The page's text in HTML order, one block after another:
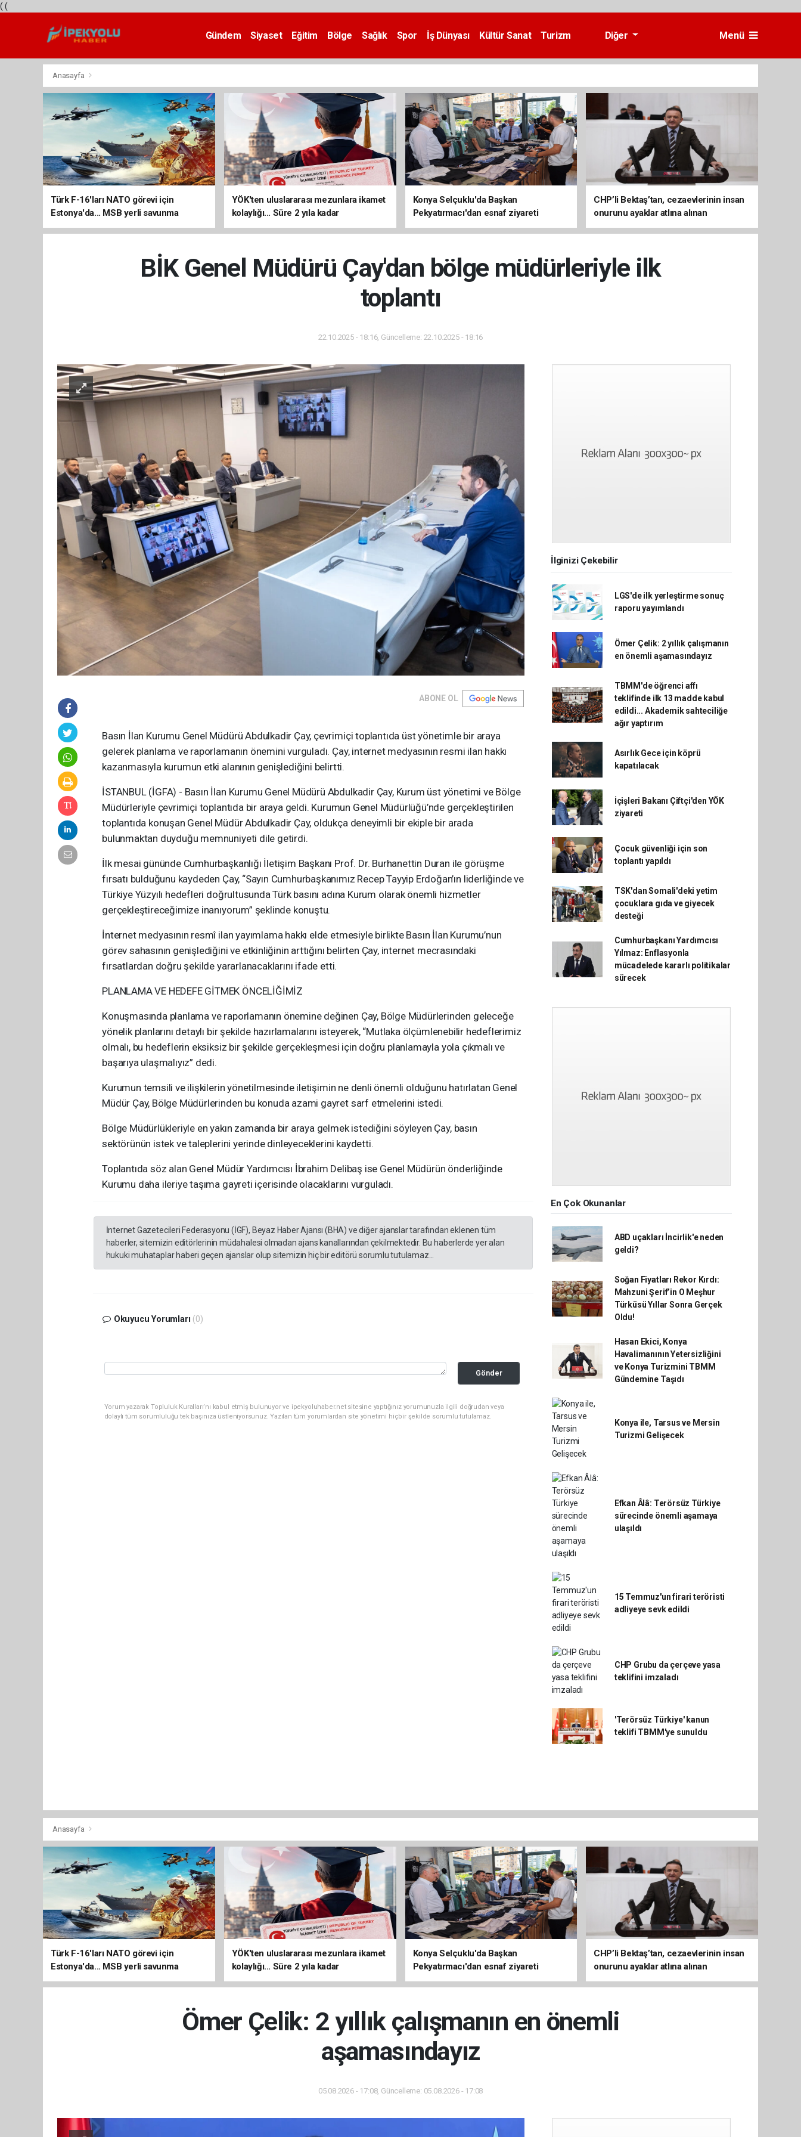
( (
Gündem Siyaset Eğitim Bölge Sağlık Spor İş Dünyası Kültür Sanat
Turizm
Diğer Menü
Anasayfa
Türk F-16'ları NATO görevi için
Estonya'da... MSB yerli savunma
sistemleriyle güçleniyor
YÖK'ten uluslararası mezunlara ikamet
kolaylığı... Süre 2 yıla kadar
uzatılabilecek
Konya Selçuklu'da Başkan
Pekyatırmacı'dan esnaf ziyareti
CHP’li Bektaş’tan, cezaevlerinin insan
onurunu ayaklar atlına alınan
mekânlara dönüşmesine tepki
BİK Genel Müdürü Çay'dan bölge müdürleriyle ilk
toplantı
22.10.2025 - 18:16, Güncelleme: 22.10.2025 - 18:16
ABONE OL
Basın İlan Kurumu Genel Müdürü Abdulkadir Çay, çevrimiçi toplantıda üst yönetimle bir araya
gelerek planlama ve raporlamanın önemini vurguladı. Çay, internet medyasının resmi ilan hakkı
kazanmasıyla kurumun etki alanının genişlediğini belirtti.
İSTANBUL (İGFA) - Basın İlan Kurumu Genel Müdürü Abdulkadir Çay, Kurum üst yönetimi ve Bölge
Müdürleriyle çevrimiçi toplantıda bir araya geldi. Kurumun Genel Müdürlüğü’nde gerçekleştirilen
toplantıda konuşan Genel Müdür Abdulkadir Çay, oldukça deneyimli bir ekiple bir arada
bulunmaktan duyduğu memnuniyeti dile getirdi.
İlk mesai gününde Cumhurbaşkanlığı İletişim Başkanı Prof. Dr. Burhanettin Duran ile görüşme
fırsatı bulduğunu kaydeden Çay, “Sayın Cumhurbaşkanımız Recep Tayyip Erdoğan’ın liderliğinde ve
Türkiye Yüzyılı hedefleri doğrultusunda Türk basını adına Kurum olarak önemli hizmetler
gerçekleştireceğimize inanıyorum” şeklinde konuştu.
İnternet medyasının resmî ilan yayımlama hakkı elde etmesiyle birlikte Basın İlan Kurumu’nun
görev sahasının genişlediğini ve etkinliğinin arttığını belirten Çay, internet mecrasındaki
fırsatlardan doğru şekilde yararlanacaklarını ifade etti.
PLANLAMA VE HEDEFE GİTMEK ÖNCELİĞİMİZ
Konuşmasında planlama ve raporlamanın önemine değinen Çay, Bölge Müdürlerinden geleceğe
yönelik planlarını detaylı bir şekilde hazırlamalarını isteyerek, “Mutlaka ölçümlenebilir hedeflerimiz
olmalı, bu hedeflerin eksiksiz bir şekilde gerçekleşmesi için doğru planlamayla yola çıkmalı ve
başarıya ulaşmalıyız” dedi.
Kurumun temsili ve ilişkilerin yönetilmesinde iletişimin ne denli önemli olduğunu hatırlatan Genel
Müdür Çay, Bölge Müdürlerinden bu konuda azami gayret sarf etmelerini istedi.
Bölge Müdürlükleriyle en yakın zamanda bir araya gelmek istediğini söyleyen Çay, basın
sektörünün istek ve taleplerini yerinde dinleyeceklerini kaydetti.
Toplantıda söz alan Genel Müdür Yardımcısı İbrahim Delibaş ise Genel Müdürün önderliğinde
Kurumu daha ileriye taşıma gayreti içerisinde olacaklarını vurguladı.
İnternet Gazetecileri Federasyonu (İGF), Beyaz Haber Ajansı (BHA) ve diğer ajanslar tarafından eklenen tüm
haberler, sitemizin editörlerinin müdahalesi olmadan ajans kanallarından çekilmektedir. Bu haberlerde yer alan
hukuki muhataplar haberi geçen ajanslar olup sitemizin hiç bir editörü sorumlu tutulamaz...
Okuyucu Yorumları (0)
Gönder
Yorum yazarak Topluluk Kuralları’nı kabul etmiş bulunuyor ve ipekyoluhaber.net sitesine yaptığınız yorumunuzla ilgili doğrudan veya
dolaylı tüm sorumluluğu tek başınıza üstleniyorsunuz. Yazılan tüm yorumlardan site yönetimi hiçbir şekilde sorumlu tutulamaz.
İlginizi Çekebilir
LGS'de ilk yerleştirme sonuç
raporu yayımlandı
Ömer Çelik: 2 yıllık çalışmanın
en önemli aşamasındayız
TBMM'de öğrenci affı
teklifinde ilk 13 madde kabul
edildi... Akademik sahteciliğe
ağır yaptırım
Asırlık Gece için köprü
kapatılacak
İçişleri Bakanı Çiftçi'den YÖK
ziyareti
Çocuk güvenliği için son
toplantı yapıldı
TSK'dan Somali'deki yetim
çocuklara gıda ve giyecek
desteği
Cumhurbaşkanı Yardımcısı
Yılmaz: Enflasyonla
mücadelede kararlı politikalar
sürecek
En Çok Okunanlar
ABD uçakları İncirlik'e neden
geldi?
Soğan Fiyatları Rekor Kırdı:
Mahzuni Şerif’in O Meşhur
Türküsü Yıllar Sonra Gerçek
Oldu!
Hasan Ekici, Konya
Havalimanının Yetersizliğini
ve Konya Turizmini TBMM
Gündemine Taşıdı
Konya ile, Tarsus ve Mersin
Turizmi Gelişecek
Efkan Âlâ: Terörsüz Türkiye
sürecinde önemli aşamaya
ulaşıldı
15 Temmuz'un firari teröristi
adliyeye sevk edildi
CHP Grubu da çerçeve yasa
teklifini imzaladı
'Terörsüz Türkiye' kanun
teklifi TBMM'ye sunuldu
Anasayfa
Türk F-16'ları NATO görevi için
Estonya'da... MSB yerli savunma
sistemleriyle güçleniyor
YÖK'ten uluslararası mezunlara ikamet
kolaylığı... Süre 2 yıla kadar
uzatılabilecek
Konya Selçuklu'da Başkan
Pekyatırmacı'dan esnaf ziyareti
CHP’li Bektaş’tan, cezaevlerinin insan
onurunu ayaklar atlına alınan
mekânlara dönüşmesine tepki
Ömer Çelik: 2 yıllık çalışmanın en önemli
aşamasındayız
05.08.2026 - 17:08, Güncelleme: 05.08.2026 - 17:08